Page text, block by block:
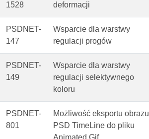
1528
deformacji
PSDNET-
147
Wsparcie dla warstwy
regulacji progów
PSDNET-
149
Wsparcie dla warstwy
regulacji selektywnego
koloru
PSDNET-
801
Możliwość eksportu obrazu
PSD TimeLine do pliku
Animated Gif